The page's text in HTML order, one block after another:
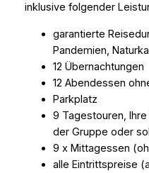
inklusive folgender
garantierte
Pandemien,
12 Übernachtungen
12 Abendessen
Parkplatz
9 Tagestouren,
der Gruppe oder
9 x Mittagessen
alle Eintrittspreise